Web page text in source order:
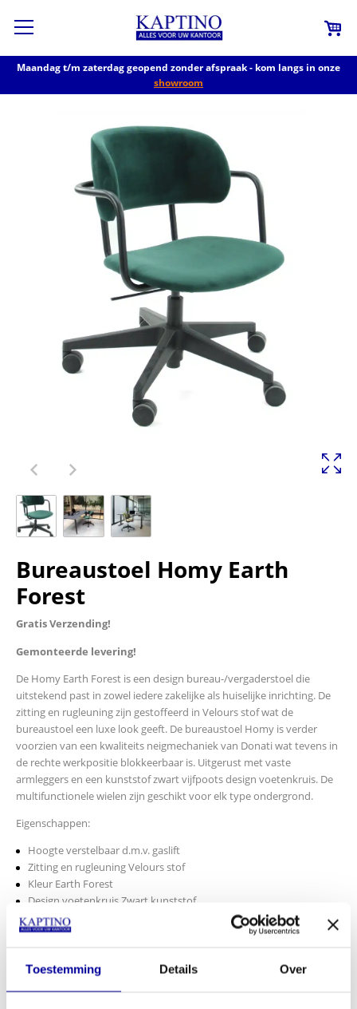
Toestemming Details Over
Maandag t/m zaterdag geopend zonder afspraak - kom langs in onze
showroom
Bureaustoel Homy Earth
Forest
Gratis Verzending!
Gemonteerde levering!
De Homy Earth Forest is een design bureau-/vergaderstoel die
uitstekend past in zowel iedere zakelijke als huiselijke inrichting. De
zitting en rugleuning zijn gestoffeerd in Velours stof wat de
bureaustoel een luxe look geeft. De bureaustoel Homy is verder
voorzien van een kwaliteits neigmechaniek van Donati wat tevens in
de rechte werkpositie blokkeerbaar is. Uitgerust met vaste
armleggers en een kunststof zwart vijfpoots design voetenkruis. De
multifunctionele wielen zijn geschikt voor elk type ondergrond.
Eigenschappen:
Hoogte verstelbaar d.m.v. gaslift
Zitting en rugleuning Velours stof
Kleur Earth Forest
Design voetenkruis Zwart kunststof
Wielen multifunctioneel Ø 60 mm
Garantie 2 jaar
Afmetingen: